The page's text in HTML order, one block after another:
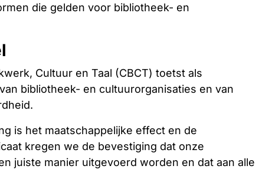
die gelden voor bibliotheek- en
Cultuur en Taal (CBCT) toetst als
bibliotheek- en cultuurorganisaties en van
is het maatschappelijke effect en de
kregen we de bevestiging dat onze
juiste manier uitgevoerd worden en dat aan alle